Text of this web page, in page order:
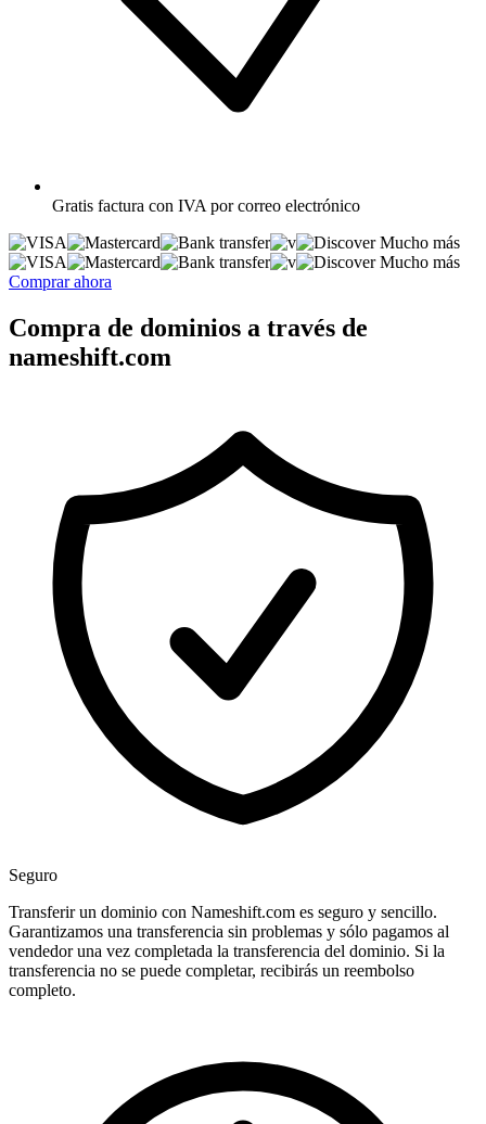
Gratis factura con IVA por correo electrónico
Mucho más
Mucho más
Comprar ahora
Compra de dominios a través de
nameshift.com
Seguro
Transferir un dominio con Nameshift.com es seguro y sencillo.
Garantizamos una transferencia sin problemas y sólo pagamos al
vendedor una vez completada la transferencia del dominio. Si la
transferencia no se puede completar, recibirás un reembolso
completo.